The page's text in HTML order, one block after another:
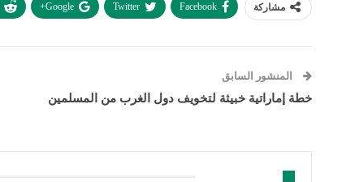
مشاركة Facebook
Twitter
Google+
المنشور السابق
خطة إماراتية خبيثة لتخويف دول الغرب من المسلمين